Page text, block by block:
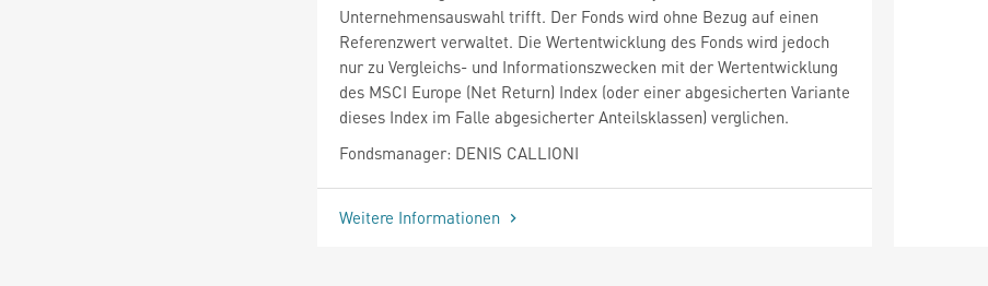
Unternehmensauswahl trifft. Der Fonds wird ohne Bezug auf einen
Referenzwert verwaltet. Die Wertentwicklung des Fonds wird jedoch
nur zu Vergleichs- und Informationszwecken mit der Wertentwicklung
des MSCI Europe (Net Return) Index (oder einer abgesicherten Variante
dieses Index im Falle abgesicherter Anteilsklassen) verglichen.
Fondsmanager: DENIS CALLIONI
Weitere Informationen